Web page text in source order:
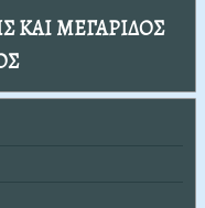
ΚΑΙ ΜΕΓΑΡΙΔΟΣ